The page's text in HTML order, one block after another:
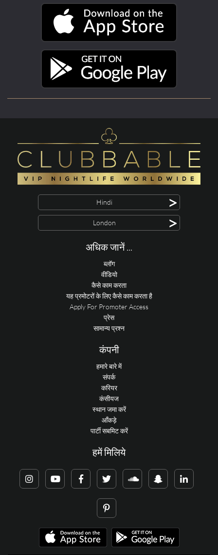
Hindi >
London >
अधिक जानें ...
ब्लॉग
वीडियो
कैसे काम करता
यह प्रमोटरों के लिए कैसे काम करता है
Apply For Promoter Access
प्रेस
सामान्य प्रश्न
कंपनी
हमारे बारे में
संपर्क
करियर
कंसीयज
स्थान जमा करें
आँकड़े
पार्टी सबमिट करें
हमें मिलिये